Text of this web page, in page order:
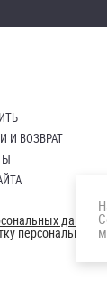
И ВОЗВРАТ
данных
персональных